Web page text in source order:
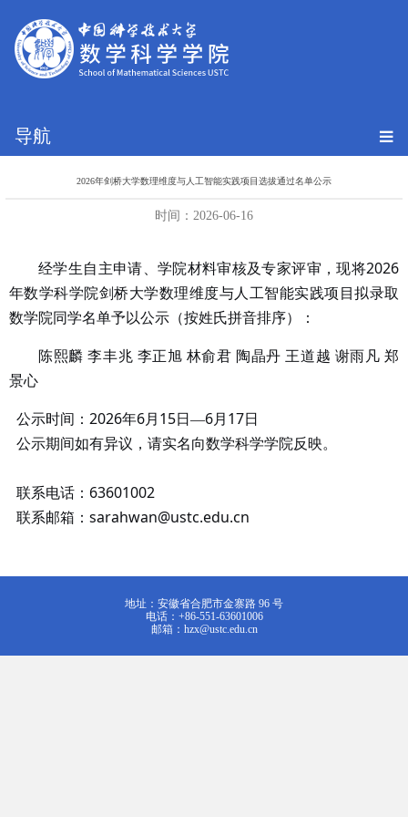
导航
2026年剑桥大学数理维度与人工智能实践项目选拔通过名单公示
时间：2026-06-16
经学生自主申请、学院材料审核及专家评审，现将2026
年数学科学院剑桥大学数理维度与人工智能实践项目拟录取
数学院同学名单予以公示（按姓氏拼音排序）：
陈熙麟 李丰兆 李正旭 林俞君 陶晶丹 王道越 谢雨凡 郑
景心
公示时间： 2026年6月 15日—6月 17日
公示期间如有异议，请实名向数学科学学院反映。
联系电话： 63601002
联系邮箱： sarahwan@ustc.edu.cn
地址：安徽省合肥市金寨路 96 号
电话：+86-551-63601006
邮箱：hzx@ustc.edu.cn